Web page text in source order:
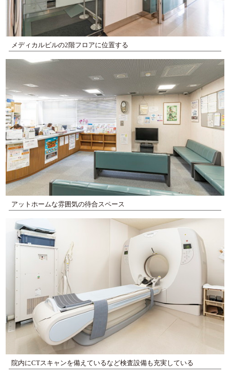
メディカルビルの2階フロアに位置する
アットホームな雰囲気の待合スペース
院内にCTスキャンを備えているなど検査設備も充実している